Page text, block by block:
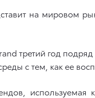
на мировом
третий год
с тем, как ее